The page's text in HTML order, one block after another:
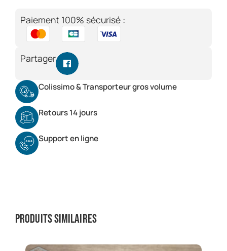
Paiement 100% sécurisé :
Partager
Colissimo & Transporteur gros volume
Retours 14 jours
Support en ligne
Produits similaires